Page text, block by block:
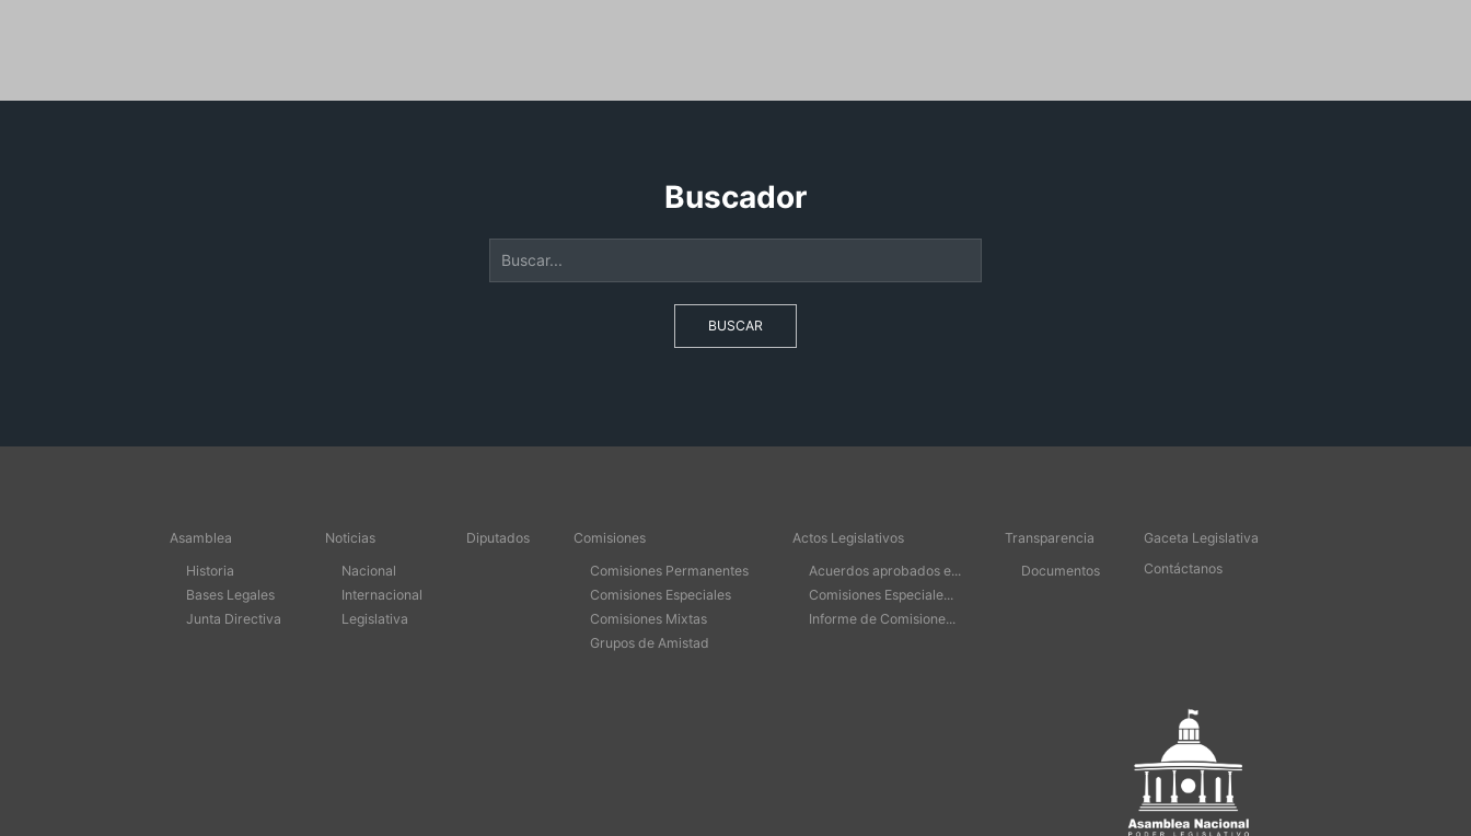
Buscador
BUSCAR
Asamblea
Historia
Bases Legales
Junta Directiva
Noticias
Nacional
Internacional
Legislativa
Diputados
Comisiones
Comisiones Permanentes
Comisiones Especiales
Comisiones Mixtas
Grupos de Amistad
Actos Legislativos
Acuerdos aprobados e...
Comisiones Especiale...
Informe de Comisione...
Transparencia
Documentos
Gaceta Legislativa
Contáctanos